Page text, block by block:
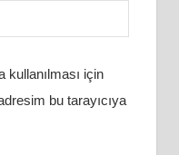
kullanılması için
bu tarayıcıya